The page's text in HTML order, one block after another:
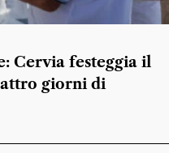
Cervia festeggia il
giorni di